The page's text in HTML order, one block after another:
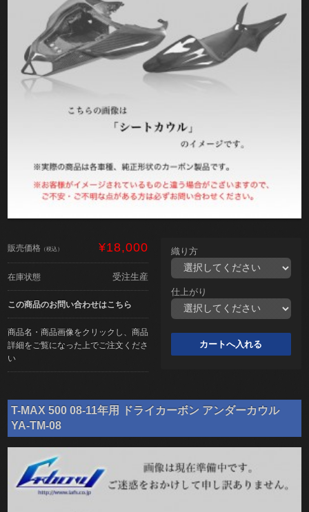
販売価格 （税込） ¥18,000
在庫状態 受注生産
この商品のお問い合わせはこちら
商品名・商品画像をクリックし、商品
詳細をご覧になった上でご注文くださ
い
織り方
仕上がり
T-MAX 500 08-11年用 ドライカーボン アンダーカウル
YA-TM-08